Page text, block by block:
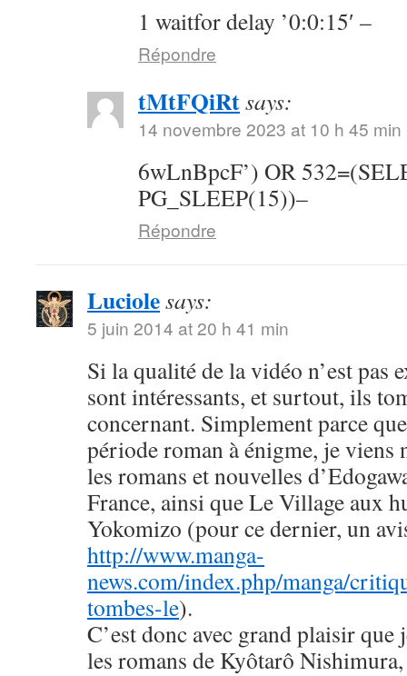
1 waitfor delay ’0:0:15′ –
Répondre
tMtFQiRtsays:
14 novembre 2023 at 10 h 45 min
6wLnBpcF’) OR
PG_SLEEP(15))–
Répondre
Luciolesays:
5 juin 2014 at 20 h 41 min
Si la qualité de la vidéo n’est pas
sont intéressants, et surtout, ils
concernant. Simplement parce
période roman à énigme, je viens
les romans et nouvelles
France, ainsi que Le Village aux
Yokomizo (pour ce dernier, un
http://www.manga-
news.com/index.php/manga/
tombes-le).
C’est donc avec grand plaisir que
les romans de Kyôtarô